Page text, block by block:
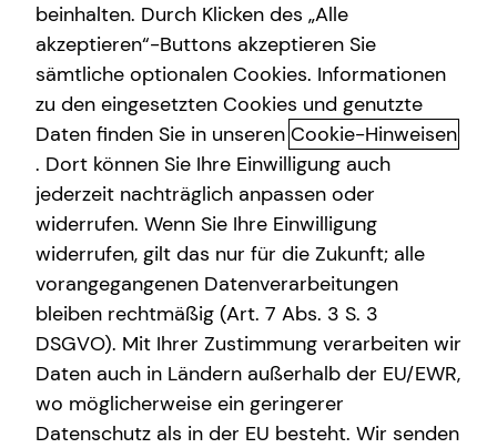
Gewerbliche Versicherungen
Arbeitskraftabsicherung
Kindervorsorge
Sach- und Vermögenssicherung
Expat
Gewerbliche Versicherungen:
Individuelle Lösungen für Ihr
Unternehmen
Ob Kleinstunternehmen, freiberuflich tätige Person,
Mittelstand oder Großunternehmen: Ihr eigenes
Unternehmen soll zu jedem Zeitpunkt auf sicheren Beinen
stehen. Gewerbliche Versicherungen spielen hierbei eine
wichtige Rolle. Gemeinsam mit unseren Spezialistinnen
und Spezialisten für gewerbliche Versicherungen finden
wir schnell und passgenau branchenspezifische und
ganzheitliche Lösungen für Ihr Unternehmen. Mithilfe
unseres breiten Produktportfolios und ausgewählten
Partnern finden wir das passende Angebot für Sie und Ihr
beinhalten. Durch Klicken des „Alle
akzeptieren“-Buttons akzeptieren Sie
sämtliche optionalen Cookies. Informationen
zu den eingesetzten Cookies und genutzte
Daten finden Sie in unseren Cookie-Hinweisen
. Dort können Sie Ihre Einwilligung auch
jederzeit nachträglich anpassen oder
widerrufen. Wenn Sie Ihre Einwilligung
widerrufen, gilt das nur für die Zukunft; alle
vorangegangenen Datenverarbeitungen
bleiben rechtmäßig (Art. 7 Abs. 3 S. 3
DSGVO). Mit Ihrer Zustimmung verarbeiten wir
Daten auch in Ländern außerhalb der EU/EWR,
wo möglicherweise ein geringerer
Datenschutz als in der EU besteht. Wir senden